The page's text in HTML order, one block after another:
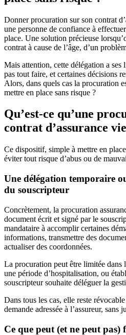
Donner procuration sur son contrat
une personne de confiance à
place. Une solution précieuse
contrat à cause de l’âge, d’un
Mais attention, cette délégation a
pas tout faire, et certaines décisions
Alors, dans quels cas la procuration
mettre en place sans risque ?
Qu’est-ce qu’une
contrat d’assurance
Ce dispositif, simple à mettre en
éviter tout risque d’abus ou de
Une délégation temporaire
du souscripteur
Concrètement, la procuration
document écrit et signé par le
mandataire à accomplir certaines
informations, transmettre des
actualiser des coordonnées.
La procuration peut être limitée dans
une période d’hospitalisation, ou
souscripteur souhaite déléguer la
Dans tous les cas, elle reste
demande adressée à l’assureur,
Ce que peut (et ne peut